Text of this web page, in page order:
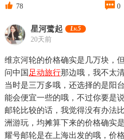
 78  0
星河鹭起 Lv.5
20天前
维京河轮的价格确实是几万块，
问中国 足动旅行那边哦，我不太
当时是三万多哦，还选择的是阳
能会便宜一些的哦，不过你要是
邮轮比较的话，我觉得没有办法
洲游玩，均摊算下来的价格确实
耀号邮轮是在上海出发的哦，价